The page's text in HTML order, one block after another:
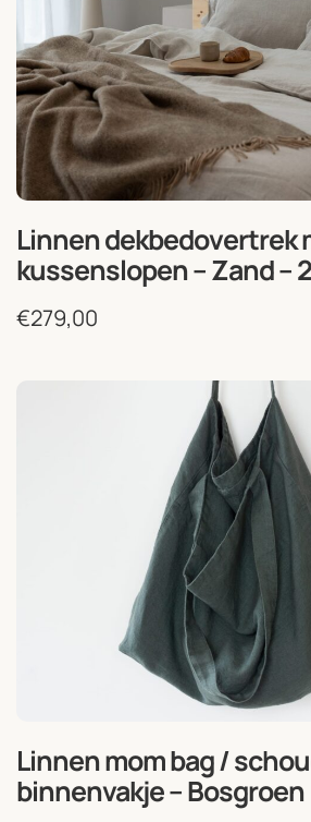
Linnen dekbedovertrek
kussenslopen – Zand –
€279,00
Linnen mom bag /
binnenvakje – Bosgroen